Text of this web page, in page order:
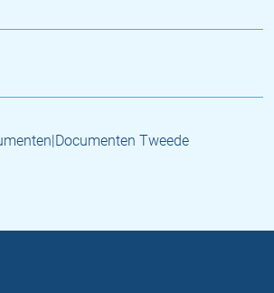
Tweede